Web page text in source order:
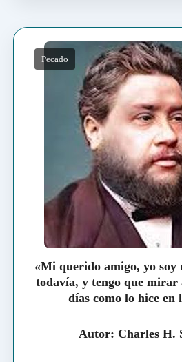
Pecado
«Mi querido amigo, yo soy
todavía, y tengo que mirar
días como lo hice en
Autor: Charles H.